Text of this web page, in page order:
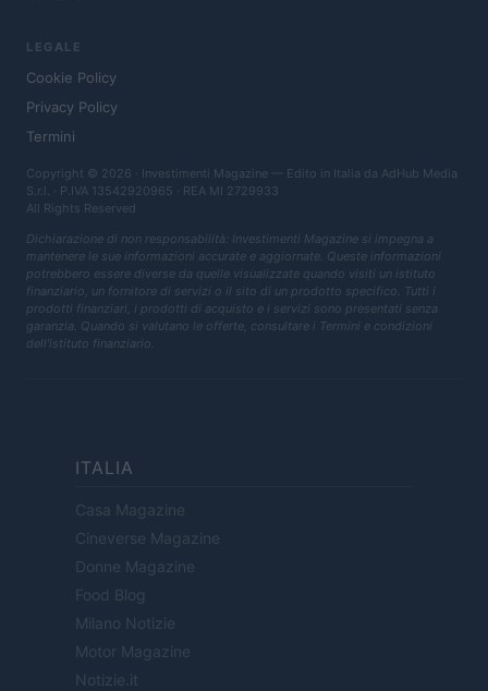
LEGALE
Cookie Policy
Privacy Policy
Termini
Copyright © 2026 · Investimenti Magazine — Edito in Italia da AdHub Media
S.r.l. · P.IVA 13542920965 · REA MI 2729933
All Rights Reserved
Dichiarazione di non responsabilità: Investimenti Magazine si impegna a
mantenere le sue informazioni accurate e aggiornate. Queste informazioni
potrebbero essere diverse da quelle visualizzate quando visiti un istituto
finanziario, un fornitore di servizi o il sito di un prodotto specifico. Tutti i
prodotti finanziari, i prodotti di acquisto e i servizi sono presentati senza
garanzia. Quando si valutano le offerte, consultare i Termini e condizioni
dell'istituto finanziario.
ITALIA
Casa Magazine
Cineverse Magazine
Donne Magazine
Food Blog
Milano Notizie
Motor Magazine
Notizie.it